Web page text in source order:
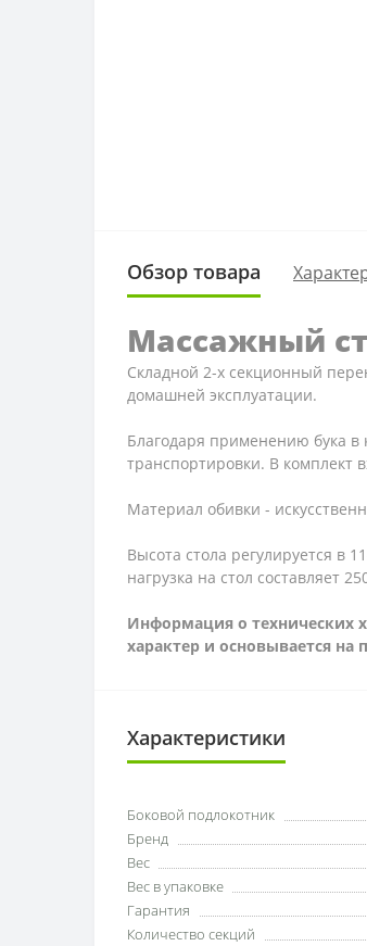
Обзор товара
Массажный
Складной 2-х секционный
домашней эксплуатации.
Благодаря применению бука в
транспортировки. В комплект
Материал обивки -
Высота стола регулируется в
нагрузка на стол составляет
Информация о технических
характер и основывается
Характеристики
Боковой подлокотник
Бренд
Вес
Вес в упаковке
Гарантия
Количество секций